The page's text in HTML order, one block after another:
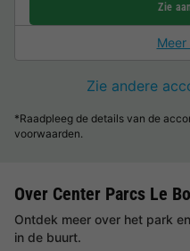
Zie
Meer
Zie andere
*Raadpleeg de details van de
voorwaarden.
Over Center Parcs Le
Ontdek meer over het park
in de buurt.